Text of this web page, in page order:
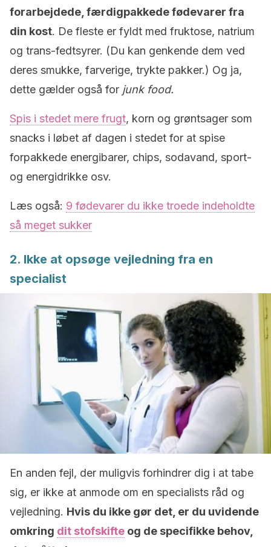
forarbejdede, færdigpakkede fødevarer fra
din kost. De fleste er fyldt med fruktose, natrium
og trans-fedtsyrer. (Du kan genkende dem ved
deres smukke, farverige, trykte pakker.) Og ja,
dette gælder også for junk food.
Spis i stedet mere frugt, korn og grøntsager som
snacks i løbet af dagen i stedet for at spise
forpakkede energibarer, chips, sodavand, sport-
og energidrikke osv.
Læs også: 9 fødevarer du ikke troede indeholdte
så meget sukker
2. Ikke at opsøge vejledning fra en
specialist
En anden fejl, der muligvis forhindrer dig i at tabe
sig, er ikke at anmode om en specialists råd og
vejledning. Hvis du ikke gør det, er du uvidende
omkring dit stofskifte og de specifikke behov,